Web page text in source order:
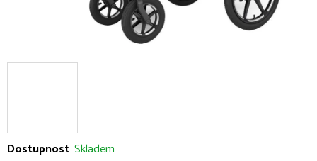
Dostupnost Skladem